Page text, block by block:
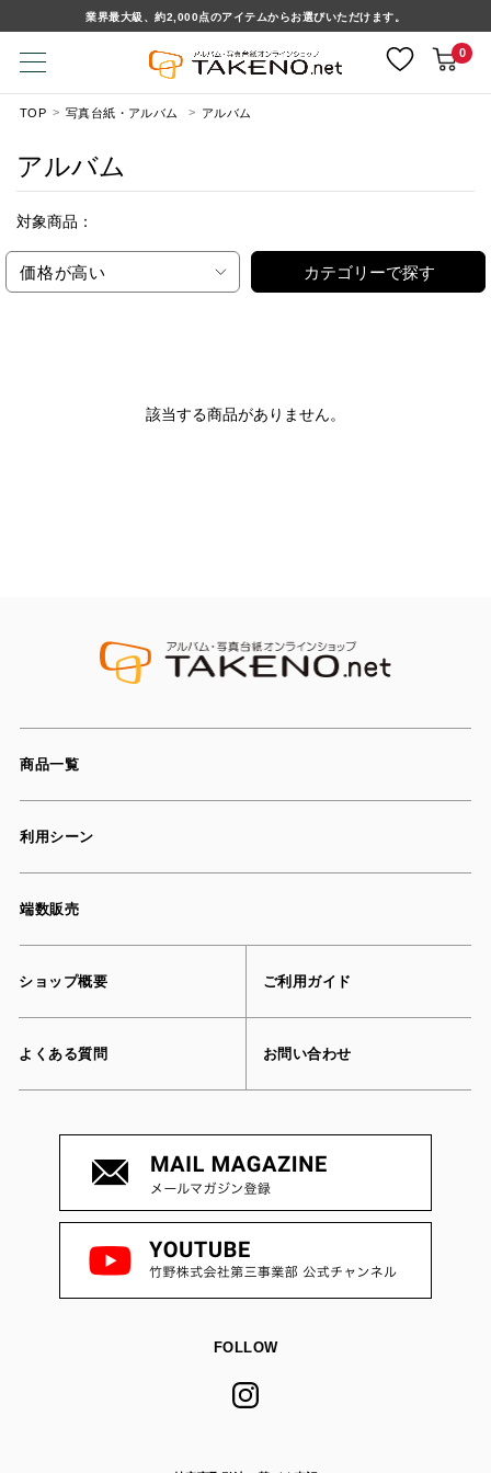
業界最大級、約2,000点のアイテムからお選びいただけます。
0
TOP 写真台紙・アルバム アルバム
アルバム
対象商品：
価格が高い カテゴリーで探す
該当する商品がありません。
商品一覧
利用シーン
端数販売
ショップ概要 ご利用ガイド
よくある質問 お問い合わせ
FOLLOW